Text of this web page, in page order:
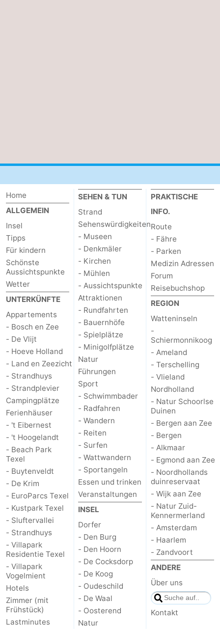
Home
ALLGEMEIN
Insel
Tipps
Für kindern
Schönste
Aussichtspunkte
Wetter
UNTERKÜNFTE
Appartements
- Bosch en Zee
- De Vlijt
- Hoeve Holland
- Land en Zeezicht
- Strandhuys
- Strandplevier
Campingplätze
Ferienhäuser
- 't Eibernest
- 't Hoogelandt
- Beach Park
Texel
- Buytenveldt
- De Krim
- EuroParcs Texel
- Kustpark Texel
- Sluftervallei
- Strandhuys
- Villapark
Residentie Texel
- Villapark
Vogelmient
Hotels
Zimmer (mit
Frühstück)
Lastminutes
SEHEN & TUN
Strand
Sehenswürdigkeiten
- Museen
- Denkmäler
- Kirchen
- Mühlen
- Aussichtspunkte
Attraktionen
- Rundfahrten
- Bauernhöfe
- Spielplätze
- Minigolfplätze
Natur
Führungen
Sport
- Schwimmbader
- Radfahren
- Wandern
- Reiten
- Surfen
- Wattwandern
- Sportangeln
Essen und trinken
Veranstaltungen
INSEL
Dorfer
- Den Burg
- Den Hoorn
- De Cocksdorp
- De Koog
- Oudeschild
- De Waal
- Oosterend
Natur
PRAKTISCHE
INFO.
Route
- Fähre
- Parken
Medizin Adressen
Forum
Reisebuchshop
REGION
Watteninseln
-
Schiermonnikoog
- Ameland
- Terschelling
- Vlieland
Nordholland
- Natur Schoorlse
Duinen
- Bergen aan Zee
- Bergen
- Alkmaar
- Egmond aan Zee
- Noordhollands
duinreservaat
- Wijk aan Zee
- Natur Zuid-
Kennermerland
- Amsterdam
- Haarlem
- Zandvoort
ANDERE
Über uns
Kontakt